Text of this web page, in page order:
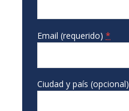
Email (requerido) *
Ciudad y país (opcional)